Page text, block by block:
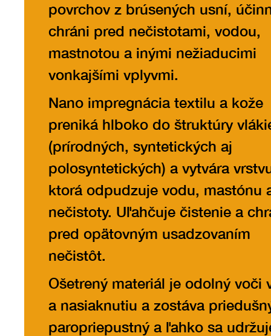
povrchov z brúsených usní,
chráni pred nečistotami, vodou,
mastnotou a inými nežiaducimi
vonkajšími vplyvmi.
Nano impregnácia textilu a kože
preniká hlboko do štruktúry
(prírodných, syntetických aj
polosyntetických) a vytvára
ktorá odpudzuje vodu, mastónu
nečistoty. Uľahčuje čistenie a
pred opätovným usadzovaním
nečistôt.
Ošetrený materiál je odolný voči
a nasiaknutiu a zostáva
paropriepustný a ľahko sa